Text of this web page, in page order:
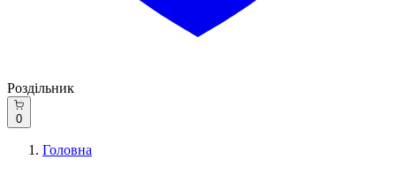
Роздільник
0
Головна